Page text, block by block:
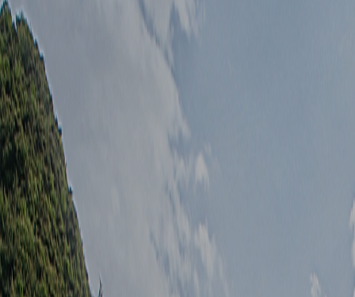
코스설명
자연계곡 너머로 티샷을 날리게 된다. 계곡너머까지 거리가 약100m이다. 숲
것이다.